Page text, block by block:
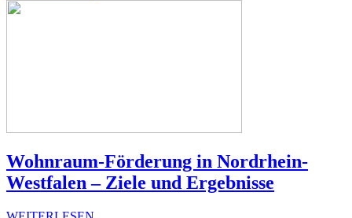
Wohnraum-Förderung in Nordrhein-
Westfalen – Ziele und Ergebnisse